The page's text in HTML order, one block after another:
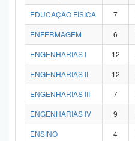
EDUCAÇÃO FÍSICA
7
ENFERMAGEM
6
ENGENHARIAS I
12
ENGENHARIAS II
12
ENGENHARIAS III
7
ENGENHARIAS IV
9
ENSINO
4